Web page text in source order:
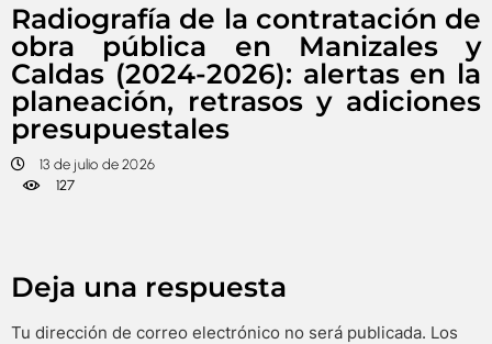
Radiografía de la contratación de
obra pública en Manizales y
Caldas (2024-2026): alertas en la
planeación, retrasos y adiciones
presupuestales
13 de julio de 2026
127
Deja una respuesta
Tu dirección de correo electrónico no será publicada. Los